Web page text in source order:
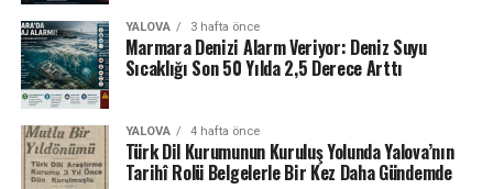
YALOVA 3 hafta önce
Marmara Denizi Alarm Veriyor: Deniz Suyu
Sıcaklığı Son 50 Yılda 2,5 Derece Arttı
YALOVA 4 hafta önce
Türk Dil Kurumunun Kuruluş Yolunda Yalova’nın
Tarihî Rolü Belgelerle Bir Kez Daha Gündemde